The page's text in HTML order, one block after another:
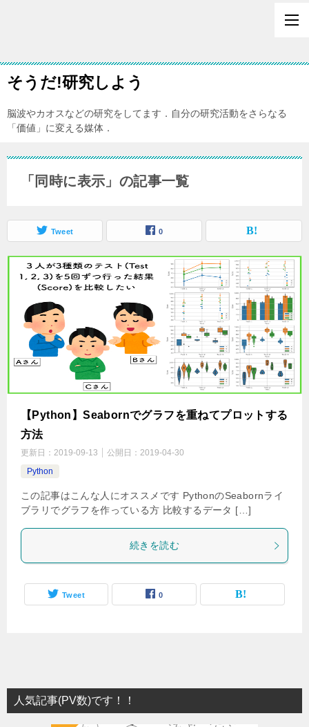
そうだ!研究しよう
脳波やカオスなどの研究をしてます．自分の研究活動をさらなる
「価値」に変える媒体．
「同時に表示」の記事一覧
Tweet 0
【Python】Seabornでグラフを重ねてプロットする
方法
更新日： 2019-09-13 公開日： 2019-04-30
Python
この記事はこんな人にオススメです PythonのSeabornライ
ブラリでグラフを作っている方 比較するデータ […]
続きを読む
Tweet 0
人気記事(PV数)です！！